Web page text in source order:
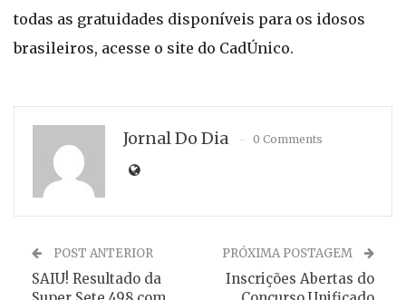
todas as gratuidades disponíveis para os idosos
brasileiros, acesse o site do CadÚnico.
Jornal Do Dia 0 Comments
POST ANTERIOR
SAIU! Resultado da
PRÓXIMA POSTAGEM
Inscrições Abertas do